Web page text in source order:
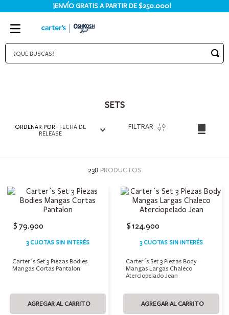
¡ENVÍO GRATIS A PARTIR DE $250.000!
SETS
ORDENAR POR
FECHA DE
RELEASE
FILTRAR
238 PRODUCTOS
$ 79.900
3 CUOTAS SIN INTERÉS
Carter´s Set 3 Piezas Bodies
Mangas Cortas Pantalon
AGREGAR AL CARRITO
$124.900
3 CUOTAS SIN INTERÉS
Carter´s Set 3 Piezas Body
Mangas Largas Chaleco
Aterciopelado Jean
AGREGAR AL CARRITO